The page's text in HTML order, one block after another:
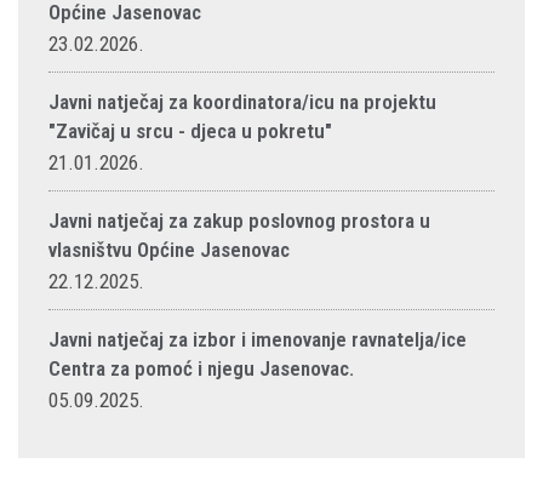
Općine Jasenovac
23.02.2026.
Javni natječaj za koordinatora/icu na projektu
"Zavičaj u srcu - djeca u pokretu"
21.01.2026.
Javni natječaj za zakup poslovnog prostora u
vlasništvu Općine Jasenovac
22.12.2025.
Javni natječaj za izbor i imenovanje ravnatelja/ice
Centra za pomoć i njegu Jasenovac.
05.09.2025.